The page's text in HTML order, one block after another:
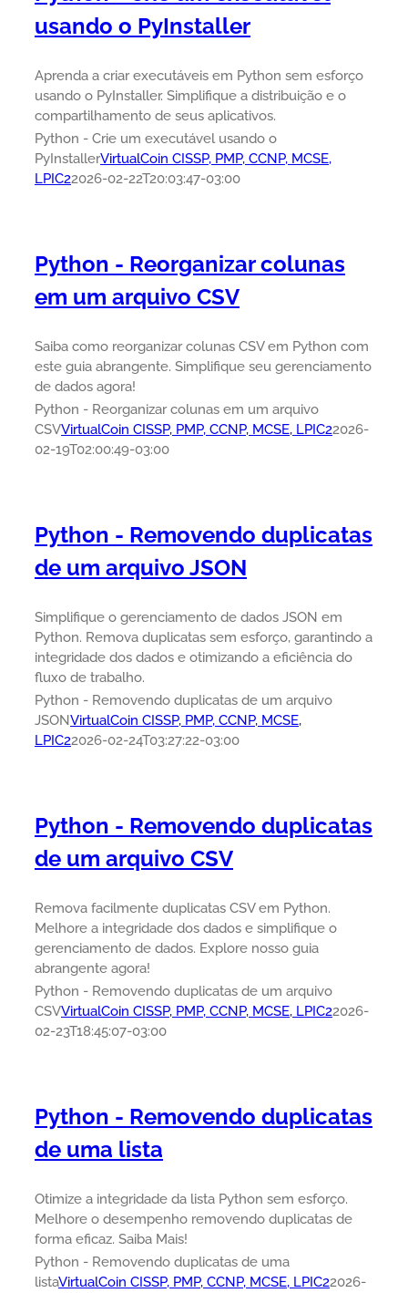
usando o PyInstaller
Aprenda a criar executáveis em Python sem esforço
usando o PyInstaller. Simplifique a distribuição e o
compartilhamento de seus aplicativos.
Python - Crie um executável usando o
PyInstallerVirtualCoin CISSP, PMP, CCNP, MCSE,
LPIC22026-02-22T20:03:47-03:00
Python - Reorganizar colunas
em um arquivo CSV
Saiba como reorganizar colunas CSV em Python com
este guia abrangente. Simplifique seu gerenciamento
de dados agora!
Python - Reorganizar colunas em um arquivo
CSVVirtualCoin CISSP, PMP, CCNP, MCSE, LPIC22026-
02-19T02:00:49-03:00
Python - Removendo duplicatas
de um arquivo JSON
Simplifique o gerenciamento de dados JSON em
Python. Remova duplicatas sem esforço, garantindo a
integridade dos dados e otimizando a eficiência do
fluxo de trabalho.
Python - Removendo duplicatas de um arquivo
JSONVirtualCoin CISSP, PMP, CCNP, MCSE,
LPIC22026-02-24T03:27:22-03:00
Python - Removendo duplicatas
de um arquivo CSV
Remova facilmente duplicatas CSV em Python.
Melhore a integridade dos dados e simplifique o
gerenciamento de dados. Explore nosso guia
abrangente agora!
Python - Removendo duplicatas de um arquivo
CSVVirtualCoin CISSP, PMP, CCNP, MCSE, LPIC22026-
02-23T18:45:07-03:00
Python - Removendo duplicatas
de uma lista
Otimize a integridade da lista Python sem esforço.
Melhore o desempenho removendo duplicatas de
forma eficaz. Saiba Mais!
Python - Removendo duplicatas de uma
listaVirtualCoin CISSP, PMP, CCNP, MCSE, LPIC22026-